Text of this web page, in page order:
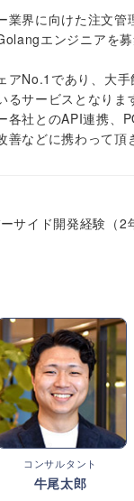
業界に向けた注文管
エンジニアを
アNo.1であり、大手
るサービスとなりま
各社とのAPI連携、
善などに携わって頂
サイド開発経験（2
コンサルタント
牛尾太郎